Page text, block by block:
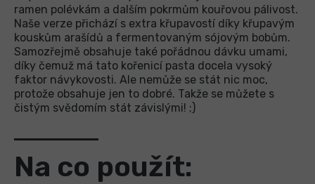
ramen polévkám a dalším pokrmům kouřovou pálivost.
Naše verze přichází s extra křupavostí díky křupavým
kouskům arašídů a fermentovaným sójovým bobům.
Samozřejmě obsahuje také pořádnou dávku umami,
díky čemuž má tato kořenicí pasta docela vysoký
faktor návykovosti. Ale nemůže se stát nic moc,
protože obsahuje jen to dobré. Takže se můžete s
čistým svědomím stát závislými! ;)
Na co použít: